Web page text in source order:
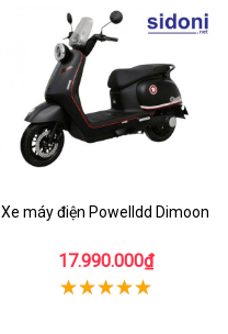
Xe máy điện Powelldd Dimoon
17.990.000₫